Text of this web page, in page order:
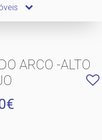
ARCO -ALTO